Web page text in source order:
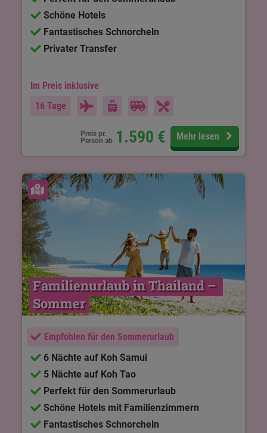
Schöne Hotels
Fantastisches Schnorcheln
Privater Transfer
Im Preis inklusive
16 Tage
Preis pr.
Person ab 1.590 € Mehr lesen
Karte ansehen
Familienurlaub in Thailand –
Sommer
Empfohlen für den Sommerurlaub
6 Nächte auf Koh Samui
5 Nächte auf Koh Tao
Perfekt für den Sommerurlaub
Schöne Hotels mit Familienzimmern
Fantastisches Schnorcheln